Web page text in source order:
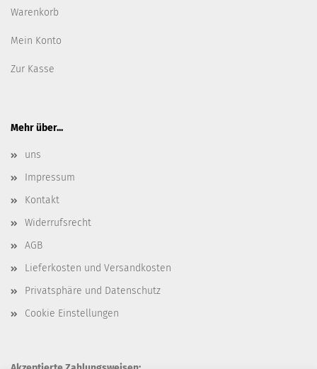
Warenkorb
Mein Konto
Zur Kasse
Mehr über...
uns
Impressum
Kontakt
Widerrufsrecht
AGB
Lieferkosten und Versandkosten
Privatsphäre und Datenschutz
Cookie Einstellungen